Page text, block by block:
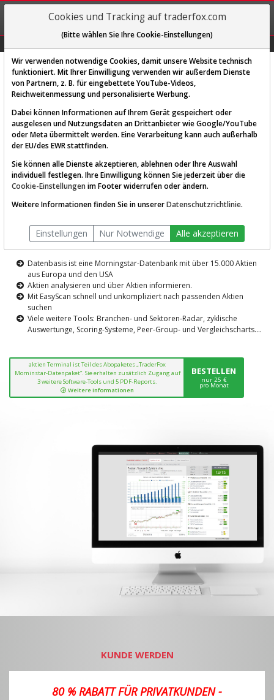
REGIS-
TRIEREN
Diese Funktion ist nur für
AKTIEN-TERMINAL
Die Aktienanalyse-Plattform von
TraderFox
Datenbasis ist eine Morningstar-Datenbank mit über 15.000 Aktien
aus Europa und den USA
Aktien analysieren und über Aktien informieren.
Mit EasyScan schnell und unkompliziert nach passenden Aktien
suchen
Viele weitere Tools: Branchen- und Sektoren-Radar, zyklische
Auswertunge, Scoring-Systeme, Peer-Group- und Vergleichscharts....
aktien Terminal ist Teil des Abopaketes „TraderFox
Morninstar-Datenpaket“. Sie erhalten zusätzlich Zugang auf
3 weitere Software-Tools und 5 PDF-Reports.
Weitere Informationen
BESTELLEN
nur 25 €
pro Monat
KUNDE WERDEN
80 % RABATT FÜR PRIVATKUNDEN -
Cookies und Tracking auf traderfox.com
(Bitte wählen Sie Ihre Cookie-Einstellungen)
Wir verwenden notwendige Cookies, damit unsere Website technisch
funktioniert. Mit Ihrer Einwilligung verwenden wir außerdem Dienste
von Partnern, z. B. für eingebettete YouTube-Videos,
Reichweitenmessung und personalisierte Werbung.
Dabei können Informationen auf Ihrem Gerät gespeichert oder
ausgelesen und Nutzungsdaten an Drittanbieter wie Google/YouTube
oder Meta übermittelt werden. Eine Verarbeitung kann auch außerhalb
der EU/des EWR stattfinden.
Sie können alle Dienste akzeptieren, ablehnen oder Ihre Auswahl
individuell festlegen. Ihre Einwilligung können Sie jederzeit über die
Cookie-Einstellungen im Footer widerrufen oder ändern.
Weitere Informationen finden Sie in unsererDatenschutzrichtlinie.
Einstellungen Nur Notwendige Alle akzeptieren